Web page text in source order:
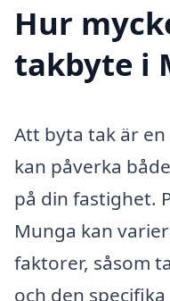
Hur
takbyte i
Att byta tak är
kan påverka
på din fastighet.
Munga kan
faktorer, såsom
och den